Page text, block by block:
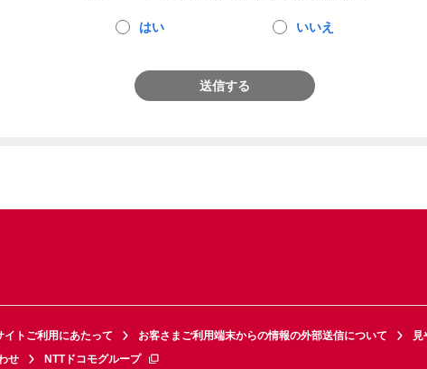
はい いいえ
送信する
イトご利用にあたって お客さまご利用端末からの情報の外部送信について
見
せ NTTドコモグループ